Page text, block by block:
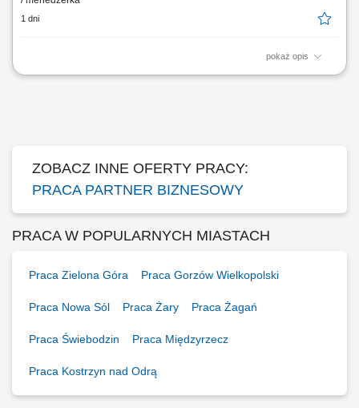
1 dni
pokaż opis
Główne zadania: Prowadzenie własnej działalności gospodarczej w
ZOBACZ INNE OFERTY PRACY:
PRACA PARTNER BIZNESOWY
PRACA W POPULARNYCH MIASTACH
Praca Zielona Góra Praca Gorzów Wielkopolski
Praca Nowa Sól Praca Żary Praca Żagań
Praca Świebodzin Praca Międzyrzecz
Praca Kostrzyn nad Odrą